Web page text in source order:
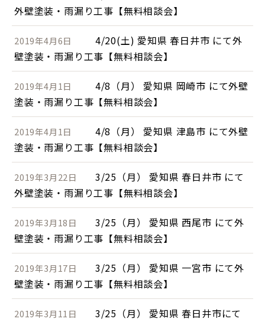
外壁塗装・雨漏り工事【無料相談会】
2019年4月6日
4/20(土) 愛知県 春日井市 にて外
壁塗装・雨漏り工事【無料相談会】
2019年4月1日
4/8（月） 愛知県 岡崎市 にて外壁
塗装・雨漏り工事【無料相談会】
2019年4月1日
4/8（月） 愛知県 津島市 にて外壁
塗装・雨漏り工事【無料相談会】
2019年3月22日
3/25（月） 愛知県 春日井市 にて
外壁塗装・雨漏り工事【無料相談会】
2019年3月18日
3/25（月） 愛知県 西尾市 にて外
壁塗装・雨漏り工事【無料相談会】
2019年3月17日
3/25（月） 愛知県 一宮市 にて外
壁塗装・雨漏り工事【無料相談会】
2019年3月11日
3/25（月） 愛知県 春日井市にて